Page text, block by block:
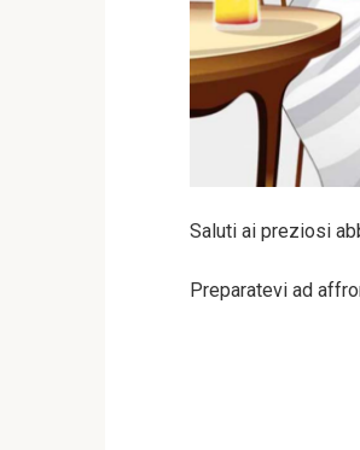
Saluti ai preziosi
Preparatevi ad